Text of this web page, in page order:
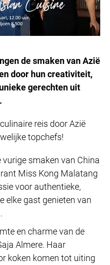
de smaken van Azië
door hun creativiteit,
gerechten uit
reis door Azië
topchefs!
vurige smaken van China
Miss Kong Malatang
voor authentieke,
elke gast genieten van
en charme van de
Almere. Haar
koken komen tot uiting